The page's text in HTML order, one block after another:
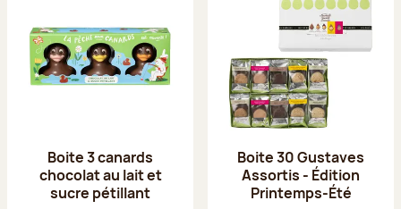
Boite 3 canards
chocolat au lait et
sucre pétillant
Boite 30 Gustaves
Assortis - Édition
Printemps-Été